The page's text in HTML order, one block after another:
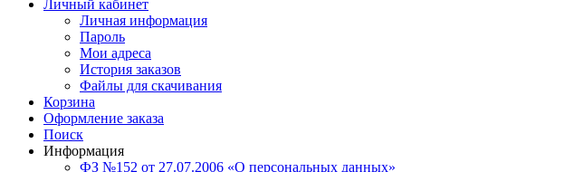
Личный кабинет
Личная информация
Пароль
Мои адреса
История заказов
Файлы для скачивания
Корзина
Оформление заказа
Поиск
Информация
ФЗ №152 от 27.07.2006 «О персональных данных»